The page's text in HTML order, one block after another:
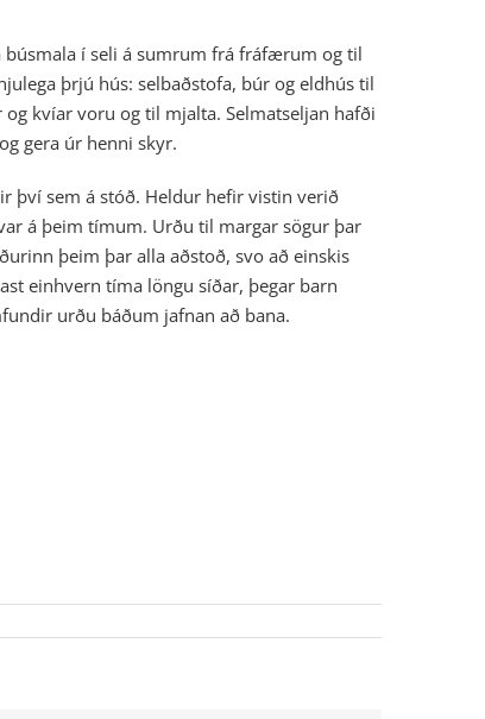
í seli á sumrum frá fráfærum og til
þrjú hús: selbaðstofa, búr og eldhús til
kvíar voru og til mjalta. Selmatseljan hafði
gera úr henni skyr.
því sem á stóð. Heldur hefir vistin verið
á þeim tímum. Urðu til margar sögur þar
þeim þar alla aðstoð, svo að einskis
einhvern tíma löngu síðar, þegar barn
urðu báðum jafnan að bana.